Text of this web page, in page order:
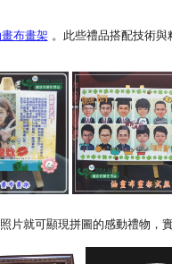
布畫架 。此些禮品搭配技術
片就可顯現拼圖的感動禮物